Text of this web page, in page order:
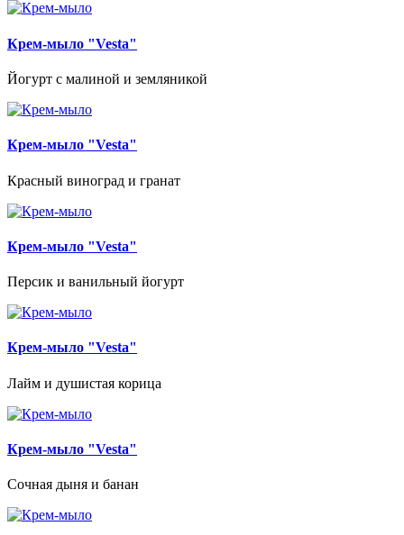
Крем-мыло "Vesta"
Йогурт с малиной и земляникой
Крем-мыло "Vesta"
Красный виноград и гранат
Крем-мыло "Vesta"
Персик и ванильный йогурт
Крем-мыло "Vesta"
Лайм и душистая корица
Крем-мыло "Vesta"
Сочная дыня и банан